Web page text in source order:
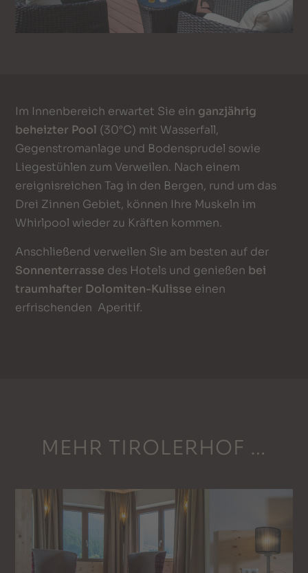
Im Innenbereich erwartet Sie ein ganzjährig
beheizter Pool (30°C) mit Wasserfall,
Gegenstromanlage und Bodensprudel sowie
Liegestühlen zum Verweilen. Nach einem
ereignisreichen Tag in den Bergen, rund um das
Drei Zinnen Gebiet, können Ihre Muskeln im
Whirlpool wieder zu Kräften kommen.
Anschließend verweilen Sie am besten auf der
Sonnenterrasse des Hotels und genießen bei
traumhafter Dolomiten-Kulisse einen
erfrischenden Aperitif.
MEHR TIROLERHOF …